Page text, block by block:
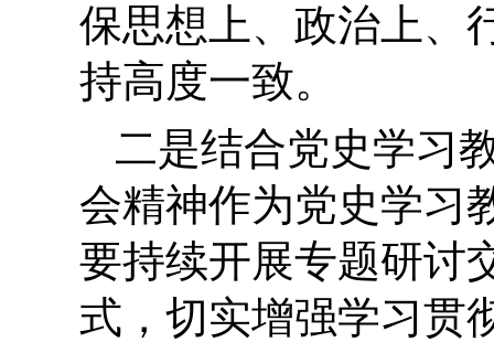
保思想上、 政治上、
持高度一致。
二是结合党史学习
会精神作为党史学习
要持续开展专题研讨
式 ，切实增强学习